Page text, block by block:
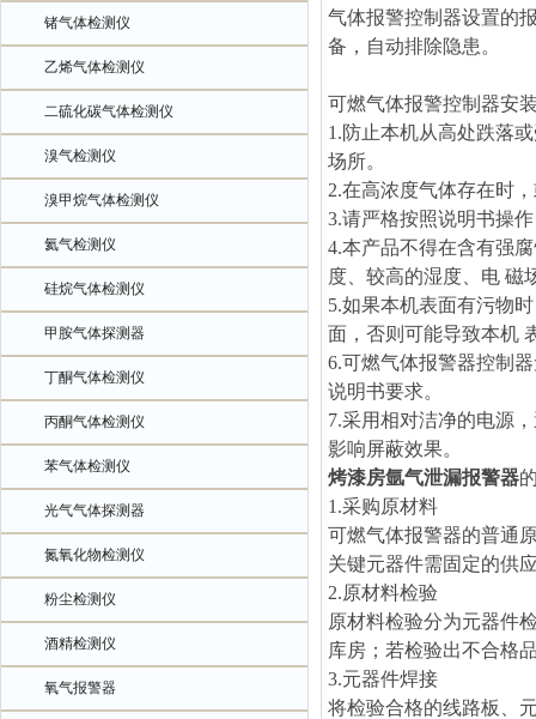
锗气体检测仪
乙烯气体检测仪
二硫化碳气体检测仪
溴气检测仪
溴甲烷气体检测仪
氦气检测仪
硅烷气体检测仪
甲胺气体探测器
丁酮气体检测仪
丙酮气体检测仪
苯气体检测仪
光气气体探测器
氮氧化物检测仪
粉尘检测仪
酒精检测仪
氧气报警器
气体报警控制器设置的
备，自动排除隐患。
可燃气体报警控制器安
1.防止本机从高处跌落
场所。
2.在高浓度气体存在时
3.请严格按照说明书操
4.本产品不得在含有强
度、较高的湿度、电 磁
5.如果本机表面有污物
面，否则可能导致本机
6.可燃气体报警器控制
说明书要求。
7.采用相对洁净的电源
影响屏蔽效果。
烤漆房氩气泄漏报警器
1.采购原材料
可燃气体报警器的普通
关键元器件需固定的供
2.原材料检验
原材料检验分为元器件
库房；若检验出不合格
3.元器件焊接
将检验合格的线路板、